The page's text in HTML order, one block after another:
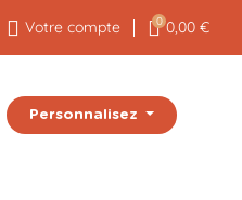
Votre compte 0 0,00 €
Personnalisez